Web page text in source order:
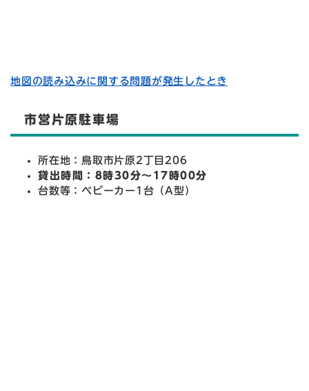
地図の読み込みに関する問題が発生したとき
市営片原駐車場
所在地：鳥取市片原2丁目206
貸出時間：8時30分～17時00分
台数等：ベビーカー1台（A型）